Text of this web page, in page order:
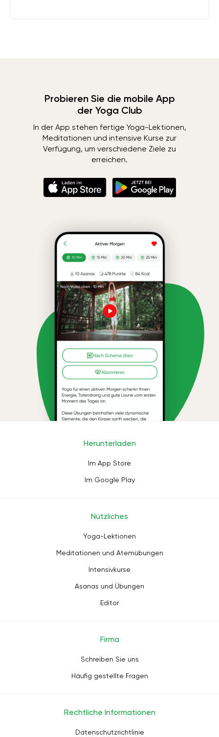
Probieren Sie die mobile App
der Yoga Club
In der App stehen fertige Yoga-Lektionen,
Meditationen und intensive Kurse zur
Verfügung, um verschiedene Ziele zu
erreichen.
Herunterladen
Im App Store
Im Google Play
Nützliches
Yoga-Lektionen
Meditationen und Atemübungen
Intensivkurse
Asanas und Übungen
Editor
Firma
Schreiben Sie uns
Häufig gestellte Fragen
Rechtliche Informationen
Datenschutzrichtlinie